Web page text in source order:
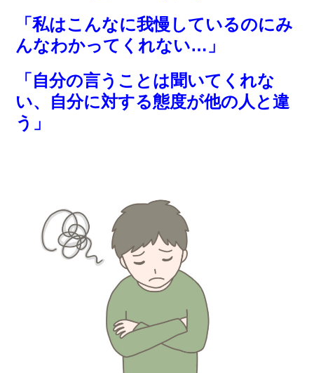
「私はこんなに我慢しているのにみ
んなわかってくれない…」
「自分の言うことは聞いてくれな
い、自分に対する態度が他の人と違
う」